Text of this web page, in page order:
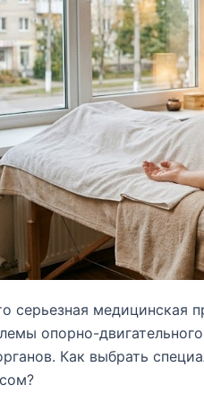
серьезная медицинская
опорно-
Как выбрать